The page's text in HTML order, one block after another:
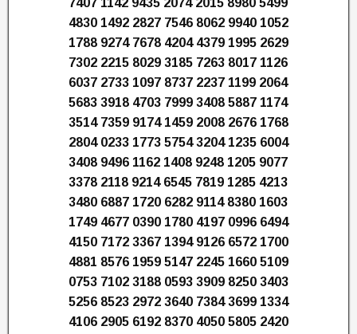
7407 1142 9435 2074 2015 8980 5499
4830 1492 2827 7546 8062 9940 1052
1788 9274 7678 4204 4379 1995 2629
7302 2215 8029 3185 7263 8017 1126
6037 2733 1097 8737 2237 1199 2064
5683 3918 4703 7999 3408 5887 1174
3514 7359 9174 1459 2008 2676 1768
2804 0233 1773 5754 3204 1235 6004
3408 9496 1162 1408 9248 1205 9077
3378 2118 9214 6545 7819 1285 4213
3480 6887 1720 6282 9114 8380 1603
1749 4677 0390 1780 4197 0996 6494
4150 7172 3367 1394 9126 6572 1700
4881 8576 1959 5147 2245 1660 5109
0753 7102 3188 0593 3909 8250 3403
5256 8523 2972 3640 7384 3699 1334
4106 2905 6192 8370 4050 5805 2420